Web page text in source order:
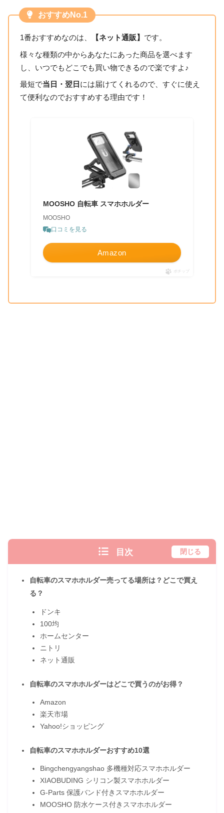
おすすめNo.1
1番おすすめなのは、 【ネット通販】 です。
様々な種類の中からあなたにあった商品を選べます
し、いつでもどこでも買い物できるので楽ですよ♪
最短で当日・翌日 には届けてくれるので、すぐに使え
て便利なのでおすすめする理由です！
MOOSHO 自転車 スマホホルダー
MOOSHO
口コミを見る
Amazon
ポチップ
目次 閉じる
自転車のスマホホルダー売ってる場所は？どこで買え
る？
ドンキ
100均
ホームセンター
ニトリ
ネット通販
自転車のスマホホルダーはどこで買うのがお得？
Amazon
楽天市場
Yahoo!ショッピング
自転車のスマホホルダーおすすめ10選
Bingchengyangshao 多機種対応スマホホルダー
XIAOBUDING シリコン製スマホホルダー
G-Parts 保護バンド付きスマホホルダー
MOOSHO 防水ケース付きスマホホルダー